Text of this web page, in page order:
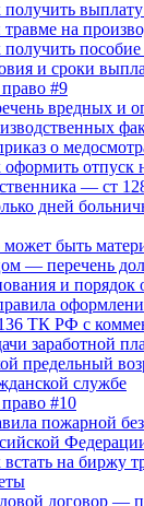
получить
на
получить
и сроки
#9
вредных и
о
оформить отпуск
— ст
дней
может быть
— перечень
и порядок
ТК РФ с
заработной
предельный
службе
#10
пожарной
встать на биржу
договор —